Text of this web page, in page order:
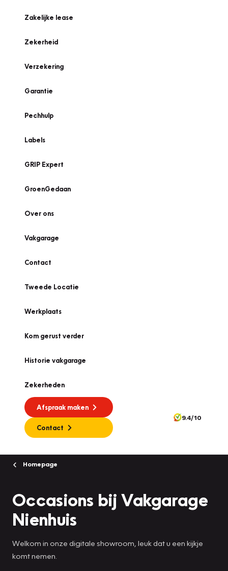
Zakelijke lease
Zekerheid
Verzekering
Garantie
Pechhulp
Labels
GRIP Expert
GroenGedaan
Over ons
Vakgarage
Contact
Tweede Locatie
Werkplaats
Kom gerust verder
Historie vakgarage
Zekerheden
Afspraak maken
Contact
9.4/10
Homepage
Occasions bij Vakgarage
Nienhuis
Welkom in onze digitale showroom, leuk dat u een kijkje
komt nemen.